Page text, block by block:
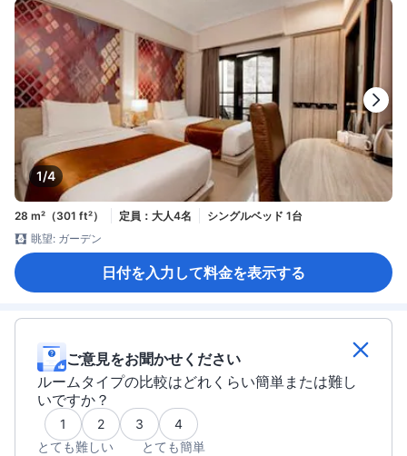
1/4
28 m²（301 ft²） 定員：大人4名
シングルベッド 1台
眺望: ガーデン
日付を入力して料金を表示する
ご意見をお聞かせください
ルームタイプの比較はどれくらい簡単または難し
いですか？
1 2 3
4
とても難しい
とても簡単